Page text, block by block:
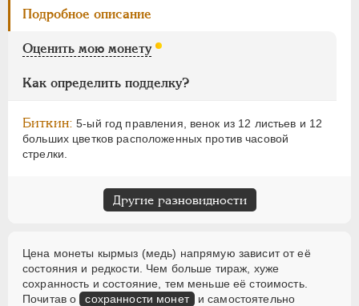
Подробное описание
Оценить мою монету
Как определить подделку?
Биткин: 5-ый год правления, венок из 12 листьев и 12
больших цветков расположенных против часовой
стрелки.
Другие разновидности
Цена монеты кырмыз (медь) напрямую зависит от её
состояния и редкости. Чем больше тираж, хуже
сохранность и состояние, тем меньше её стоимость.
Почитав о сохранности монет и самостоятельно
Копейка
Полушка
Чхаль
Грузинские монеты
Бухарские монеты
Хивинское ханство
Хорезмская Республика
Йеверские монеты
Польские. Осада Замостья
Польские. Восстание 1830-1831
Польские. Город Краков